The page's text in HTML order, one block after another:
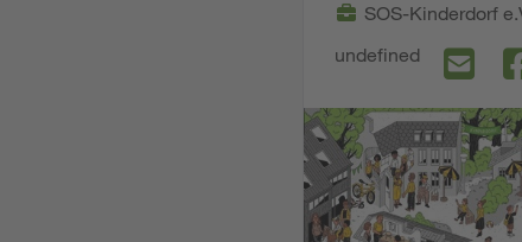
SOS-Kinderdorf
undefined